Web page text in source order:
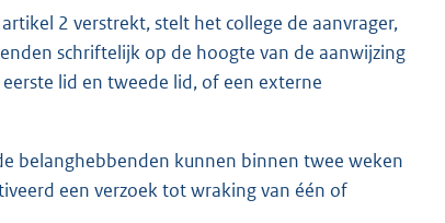
2 verstrekt, stelt het college de aanvrager,
schriftelijk op de hoogte van de aanwijzing
lid en tweede lid, of een externe
belanghebbenden kunnen binnen twee weken
een verzoek tot wraking van één of